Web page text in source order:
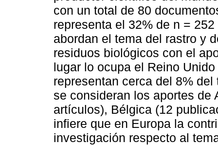
con un total de 80
representa el 32% de n =
abordan el tema del rastro y
residuos biológicos con el
lugar lo ocupa el Reino
representan cerca del 8%
se consideran los aportes de
artículos), Bélgica (12
infiere que en Europa la
investigación respecto al